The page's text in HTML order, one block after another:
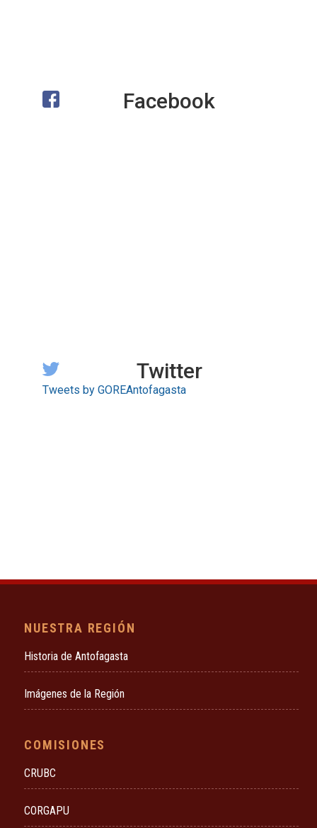
Facebook
Twitter
Tweets by GOREAntofagasta
NUESTRA REGIÓN
Historia de Antofagasta
Imágenes de la Región
COMISIONES
CRUBC
CORGAPU